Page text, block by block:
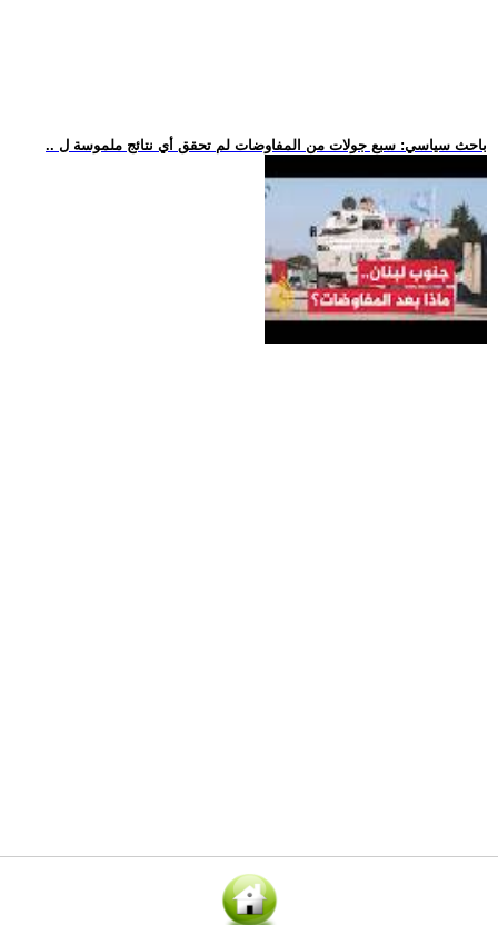
.. باحث سياسي: سبع جولات من المفاوضات لم تحقق أي نتائج ملموسة ل